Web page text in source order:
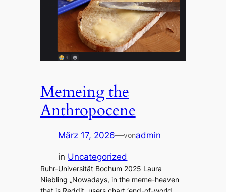
Memeing the
Anthropocene
März 17, 2026—vonadmin
in Uncategorized
Ruhr-Universität Bochum 2025 Laura
Niebling „Nowadays, in the meme-heaven